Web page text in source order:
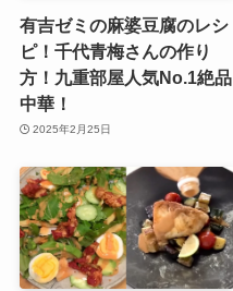
有吉ゼミの麻婆豆腐のレシ
ピ！千代青梅さんの作り
方！九重部屋人気No.1絶品
中華！
2025年2月25日